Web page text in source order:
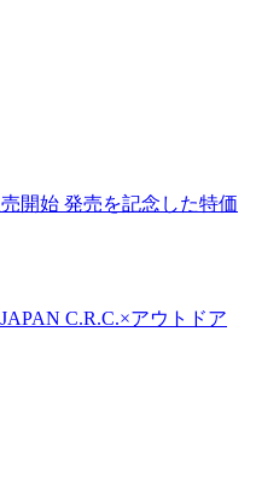
開始 発売を記念した特価
C.R.C.×アウトドア